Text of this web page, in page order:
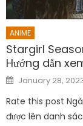
ANIME
Stargirl
Hướng dẫn
Posted
on
January 28,
Rate this post
được lên danh